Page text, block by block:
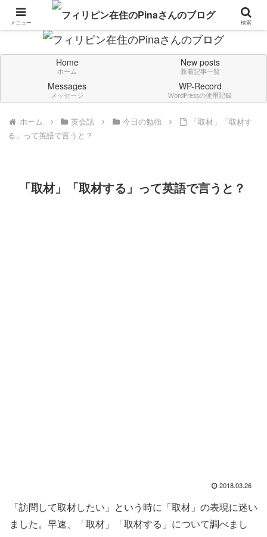
Don't think deeply. Feel always in English.
Home
ホーム
New posts
新着記事一覧
Messages
メッセージ
WP-Record
WordPressの使用記録
ホーム 英会話 今日の勉強
「取材」「取材す
る」って英語で言うと？
「取材」「取材する」って英語で言うと？
2018.03.26
「訪問して取材したい」という時に「取材」の表現に迷い
ました。早速、「取材」「取材する」について調べまし
メニュー 検索